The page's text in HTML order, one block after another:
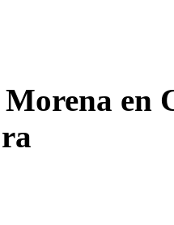
en